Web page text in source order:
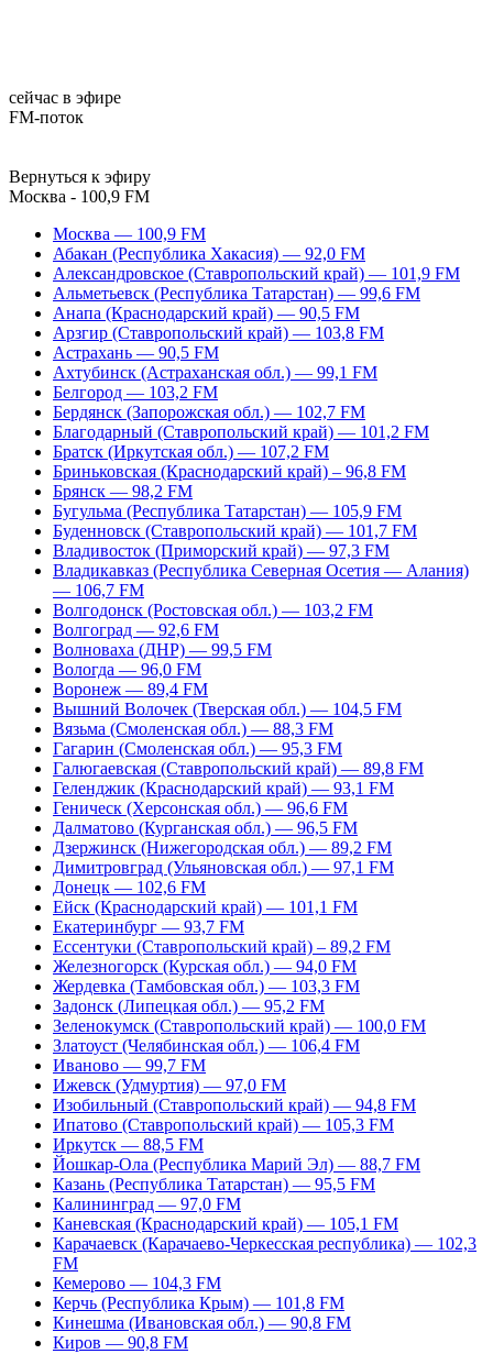
сейчас в эфире
FM-поток
Вернуться к эфиру
Москва - 100,9 FM
Москва — 100,9 FM
Абакан (Республика Хакасия) — 92,0 FM
Александровское (Ставропольский край) — 101,9 FM
Альметьевск (Республика Татарстан) — 99,6 FM
Анапа (Краснодарский край) — 90,5 FM
Арзгир (Ставропольский край) — 103,8 FM
Астрахань — 90,5 FM
Ахтубинск (Астраханская обл.) — 99,1 FM
Белгород — 103,2 FM
Бердянск (Запорожская обл.) — 102,7 FM
Благодарный (Ставропольский край) — 101,2 FM
Братск (Иркутская обл.) — 107,2 FM
Бриньковская (Краснодарский край) – 96,8 FM
Брянск — 98,2 FM
Бугульма (Республика Татарстан) — 105,9 FM
Буденновск (Ставропольский край) — 101,7 FM
Владивосток (Приморский край) — 97,3 FM
Владикавказ (Республика Северная Осетия — Алания)
— 106,7 FM
Волгодонск (Ростовская обл.) — 103,2 FM
Волгоград — 92,6 FM
Волноваха (ДНР) — 99,5 FM
Вологда — 96,0 FM
Воронеж — 89,4 FM
Вышний Волочек (Тверская обл.) — 104,5 FM
Вязьма (Смоленская обл.) — 88,3 FM
Гагарин (Смоленская обл.) — 95,3 FM
Галюгаевская (Ставропольский край) — 89,8 FM
Геленджик (Краснодарский край) — 93,1 FM
Геническ (Херсонская обл.) — 96,6 FM
Далматово (Курганская обл.) — 96,5 FM
Дзержинск (Нижегородская обл.) — 89,2 FM
Димитровград (Ульяновская обл.) — 97,1 FM
Донецк — 102,6 FM
Ейск (Краснодарский край) — 101,1 FM
Екатеринбург — 93,7 FM
Ессентуки (Ставропольский край) – 89,2 FM
Железногорск (Курская обл.) — 94,0 FM
Жердевка (Тамбовская обл.) — 103,3 FM
Задонск (Липецкая обл.) — 95,2 FM
Зеленокумск (Ставропольский край) — 100,0 FM
Златоуст (Челябинская обл.) — 106,4 FM
Иваново — 99,7 FM
Ижевск (Удмуртия) — 97,0 FM
Изобильный (Ставропольский край) — 94,8 FM
Ипатово (Ставропольский край) — 105,3 FM
Иркутск — 88,5 FM
Йошкар-Ола (Республика Марий Эл) — 88,7 FM
Казань (Республика Татарстан) — 95,5 FM
Калининград — 97,0 FM
Каневская (Краснодарский край) — 105,1 FM
Карачаевск (Карачаево-Черкесская республика) — 102,3
FM
Кемерово — 104,3 FM
Керчь (Республика Крым) — 101,8 FM
Кинешма (Ивановская обл.) — 90,8 FM
Киров — 90,8 FM